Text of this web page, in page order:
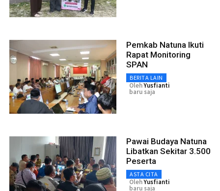
Pemkab Natuna Ikuti
Rapat Monitoring
SPAN
BERITA LAIN
OlehYusfianti
baru saja
Pawai Budaya Natuna
Libatkan Sekitar 3.500
Peserta
ASTA CITA
OlehYusfianti
baru saja